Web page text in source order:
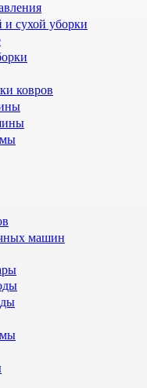
сухой уборки
ковров
машин